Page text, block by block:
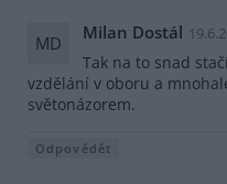
MD Milan Dostál
Tak na to snad
vzdělání v oboru a
světonázorem.
Odpovědět